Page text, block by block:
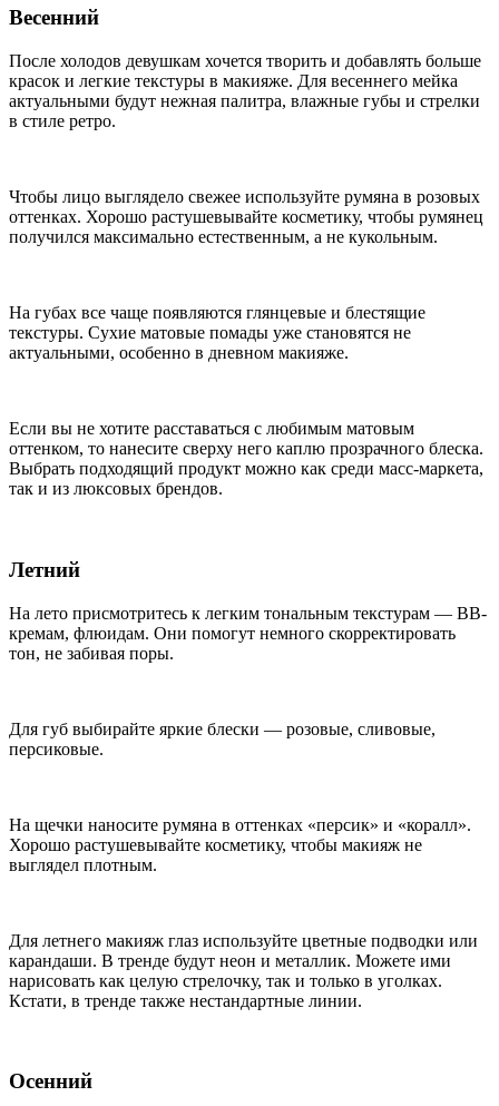
Весенний
После холодов девушкам хочется творить и добавлять больше
красок и легкие текстуры в макияже. Для весеннего мейка
актуальными будут нежная палитра, влажные губы и стрелки
в стиле ретро.
Чтобы лицо выглядело свежее используйте румяна в розовых
оттенках. Хорошо растушевывайте косметику, чтобы румянец
получился максимально естественным, а не кукольным.
На губах все чаще появляются глянцевые и блестящие
текстуры. Сухие матовые помады уже становятся не
актуальными, особенно в дневном макияже.
Если вы не хотите расставаться с любимым матовым
оттенком, то нанесите сверху него каплю прозрачного блеска.
Выбрать подходящий продукт можно как среди масс-маркета,
так и из люксовых брендов.
Летний
На лето присмотритесь к легким тональным текстурам — ВВ-
кремам, флюидам. Они помогут немного скорректировать
тон, не забивая поры.
Для губ выбирайте яркие блески — розовые, сливовые,
персиковые.
На щечки наносите румяна в оттенках «персик» и «коралл».
Хорошо растушевывайте косметику, чтобы макияж не
выглядел плотным.
Для летнего макияж глаз используйте цветные подводки или
карандаши. В тренде будут неон и металлик. Можете ими
нарисовать как целую стрелочку, так и только в уголках.
Кстати, в тренде также нестандартные линии.
Осенний